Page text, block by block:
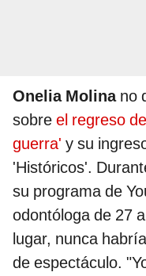
Onelia Molinano
sobre el regreso
guerra' y su
'Históricos'.
su programa de
odontóloga de 27
lugar, nunca
de espectáculo.